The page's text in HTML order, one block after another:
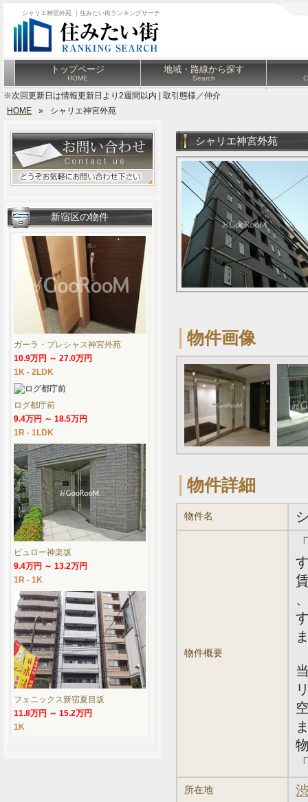
シャリエ神宮外苑 ｜住みたい街ランキングサーチ
トップページ
HOME
地域・路線から探す
Search
※次回更新日は情報更新日より2週間以内 | 取引態様／仲介
HOME
» シャリエ神宮外苑
シャリエ神宮外苑
物件画像
物件詳細
物件名
物件概要
所在地
新宿区の物件
ガーラ・プレシャス神宮外苑
10.9万円 ～ 27.0万円
1K - 2LDK
ログ都庁前
9.4万円 ～ 18.5万円
1R - 1LDK
ビュロー神楽坂
9.4万円 ～ 13.2万円
1R - 1K
フェニックス新宿夏目坂
11.8万円 ～ 15.2万円
1K